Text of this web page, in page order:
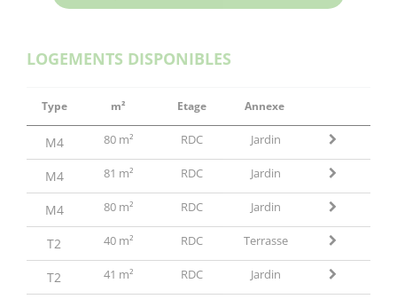
LOGEMENTS DISPONIBLES
Type m² Etage Annexe
M4 80 m² RDC Jardin
M4 81 m² RDC Jardin
M4 80 m² RDC Jardin
T2 40 m² RDC Terrasse
T2 41 m² RDC Jardin